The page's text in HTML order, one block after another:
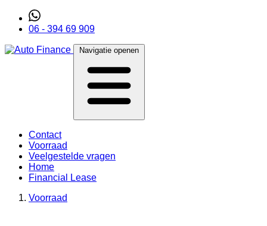
06 - 394 69 909
Navigatie openen
Contact
Voorraad
Veelgestelde vragen
Home
Financial Lease
Voorraad